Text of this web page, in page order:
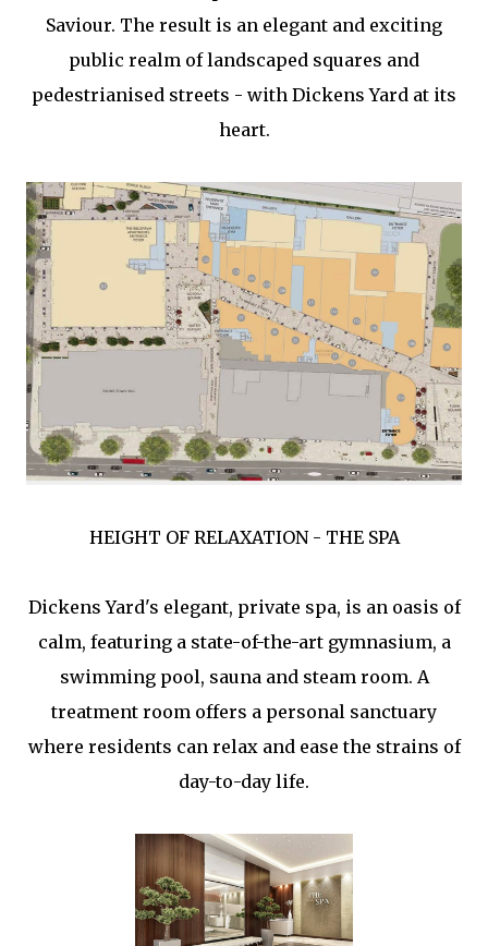
Saviour. The result is an elegant and exciting
public realm of landscaped squares and
pedestrianised streets - with Dickens Yard at its
heart.
HEIGHT OF RELAXATION - THE SPA
Dickens Yard's elegant, private spa, is an oasis of
calm, featuring a state-of-the-art gymnasium, a
swimming pool, sauna and steam room. A
treatment room offers a personal sanctuary
where residents can relax and ease the strains of
day-to-day life.